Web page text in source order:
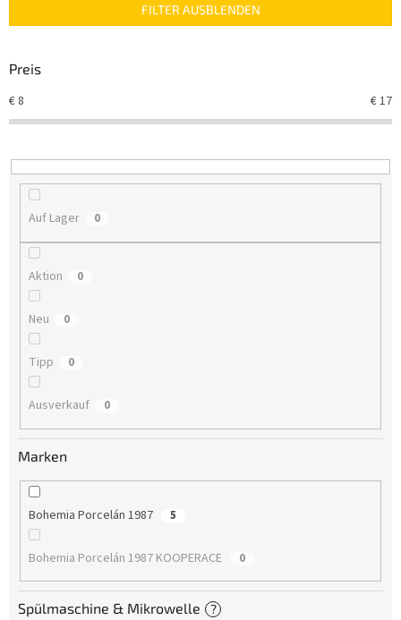
k
s
r
t
e
r
FILTER AUSBLENDEN
Preis
€8 €17
Auf Lager 0
Aktion 0
Neu 0
Tipp 0
Ausverkauf 0
Marken
Bohemia Porcelán 1987 5
Bohemia Porcelán 1987 KOOPERACE 0
Spülmaschine & Mikrowelle ?